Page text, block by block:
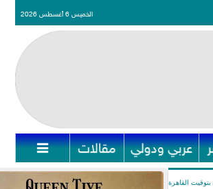
الخميس 6 أغسطس 2026
عربي ودولي مقالات 
بتوقيت القاهرة